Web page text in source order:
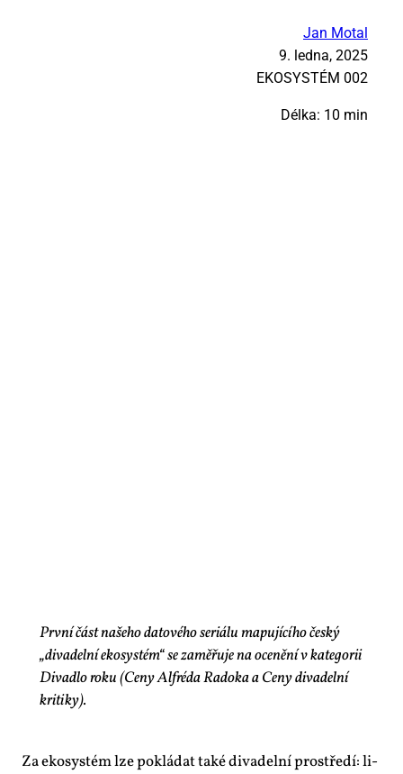
Jan Motal
9. ledna, 2025
EKO­SYS­TÉM 002
Délka: 10 min
První část našeho datového seriálu mapujícího český
„divadelní ekosystém“ se zaměřuje na ocenění v kategorii
Divadlo roku (Ceny Alfréda Radoka a Ceny divadelní
kritiky).
Za eko­sys­tém lze po­klá­dat ta­ké di­va­del­ní pro­stře­dí: li­